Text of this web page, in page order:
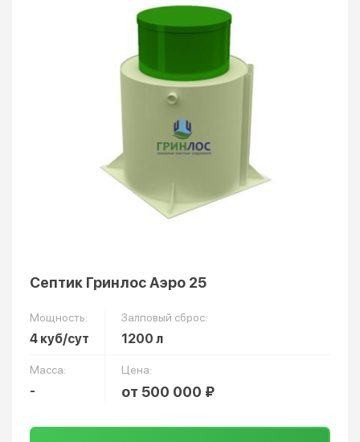
Септик Гринлос Аэро 25
Мощность:
4 куб/сут
Залповый сброс:
1200 л
Масса:
-
Цена:
от 500 000 ₽